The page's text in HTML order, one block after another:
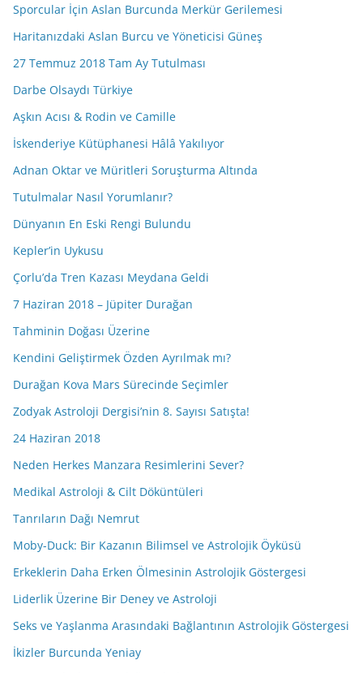
Sporcular İçin Aslan Burcunda Merkür Gerilemesi
Haritanızdaki Aslan Burcu ve Yöneticisi Güneş
27 Temmuz 2018 Tam Ay Tutulması
Darbe Olsaydı Türkiye
Aşkın Acısı & Rodin ve Camille
İskenderiye Kütüphanesi Hâlâ Yakılıyor
Adnan Oktar ve Müritleri Soruşturma Altında
Tutulmalar Nasıl Yorumlanır?
Dünyanın En Eski Rengi Bulundu
Kepler’in Uykusu
Çorlu’da Tren Kazası Meydana Geldi
7 Haziran 2018 – Jüpiter Durağan
Tahminin Doğası Üzerine
Kendini Geliştirmek Özden Ayrılmak mı?
Durağan Kova Mars Sürecinde Seçimler
Zodyak Astroloji Dergisi’nin 8. Sayısı Satışta!
24 Haziran 2018
Neden Herkes Manzara Resimlerini Sever?
Medikal Astroloji & Cilt Döküntüleri
Tanrıların Dağı Nemrut
Moby-Duck: Bir Kazanın Bilimsel ve Astrolojik Öyküsü
Erkeklerin Daha Erken Ölmesinin Astrolojik Göstergesi
Liderlik Üzerine Bir Deney ve Astroloji
Seks ve Yaşlanma Arasındaki Bağlantının Astrolojik Göstergesi
İkizler Burcunda Yeniay